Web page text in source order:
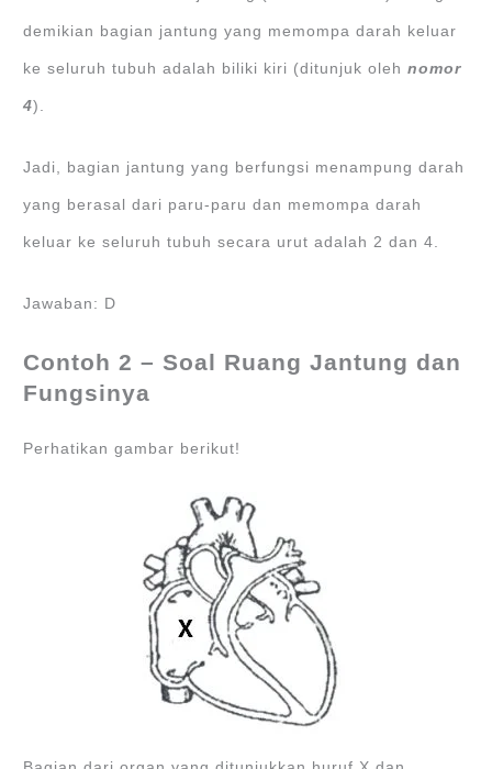
demikian bagian jantung yang memompa darah keluar
ke seluruh tubuh adalah biliki kiri (ditunjuk olehnomor
4).
Jadi, bagian jantung yang berfungsi menampung darah
yang berasal dari paru-paru dan memompa darah
keluar ke seluruh tubuh secara urut adalah 2 dan 4.
Jawaban: D
Contoh 2 – Soal Ruang Jantung dan
Fungsinya
Perhatikan gambar berikut!